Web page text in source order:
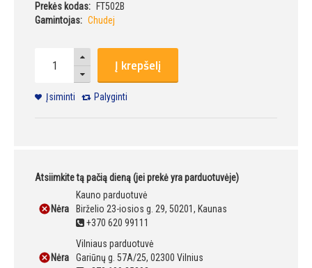
Prekės kodas:
FT502B
Gamintojas: Chudej
Į krepšelį
Įsiminti Palyginti
Atsiimkite tą pačią dieną (jei prekė yra parduotuvėje)
Nėra
Kauno parduotuvė
Birželio 23-iosios g. 29, 50201, Kaunas
+370 620 99111
Nėra
Vilniaus parduotuvė
Gariūnų g. 57A/25, 02300 Vilnius